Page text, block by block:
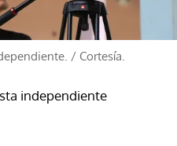
/ Cortesía.
independiente